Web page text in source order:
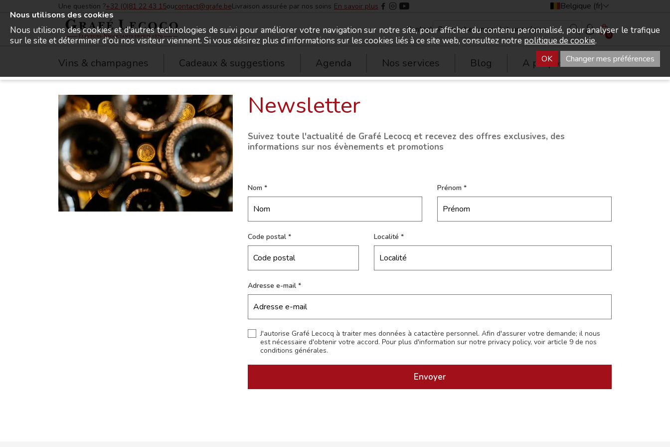
Une question ?+32 (0)81 22 43 15oucontact@grafe.beLivraison assurée par nos soins En savoir plus Belgique (fr)
Grafé Lecocq
Contact 0
Vins & champagnes Cadeaux & suggestions Agenda Nos services Blog A propos
Newsletter
Suivez toute l'actualité de Grafé Lecocq et recevez des offres exclusives, des
informations sur nos évènements et promotions
Nom Prénom
Code postal Localité
Adresse e-mail
J'autorise Grafé Lecocq à traiter mes données à catactère personnel. Afin d'assurer votre demande; il nous
est nécessaire d'obtenir votre accord. Pour plus d'information sur notre privacy policy, voir article 9 de nos
conditions générales.
Envoyer
Nous utilisons des cookies
Nous utilisons des cookies et d'autres technologies de suivi pour améliorer votre navigation sur notre site, pour afficher du contenu peronnalisé, pour analyser le trafique
sur le site et déterminer d'où nos visiteur viennent. Si vous désirez plus d’informations sur les cookies liés à ce site web, consultez notre politique de cookie.
OK Changer mes préférences